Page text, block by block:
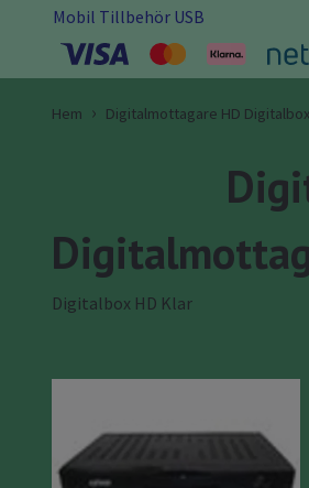
Mobil Tillbehör USB
Hem Digitalmottagare HD
Digitalbox HD Klar